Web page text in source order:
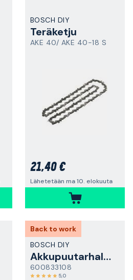
BOSCH DIY
Teräketju
AKE 40/ AKE 40-18 S
21,40 €
Lähetetään ma 10. elokuuta
Back to work
BOSCH DIY
Akkupuutarhaleikkuri
600833108
5,0